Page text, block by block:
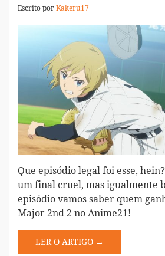
Escrito porKakeru17
Que episódio legal foi esse,
um final cruel, mas igualmente
episódio vamos saber quem
Major 2nd 2 no Anime21!
LER O ARTIGO →